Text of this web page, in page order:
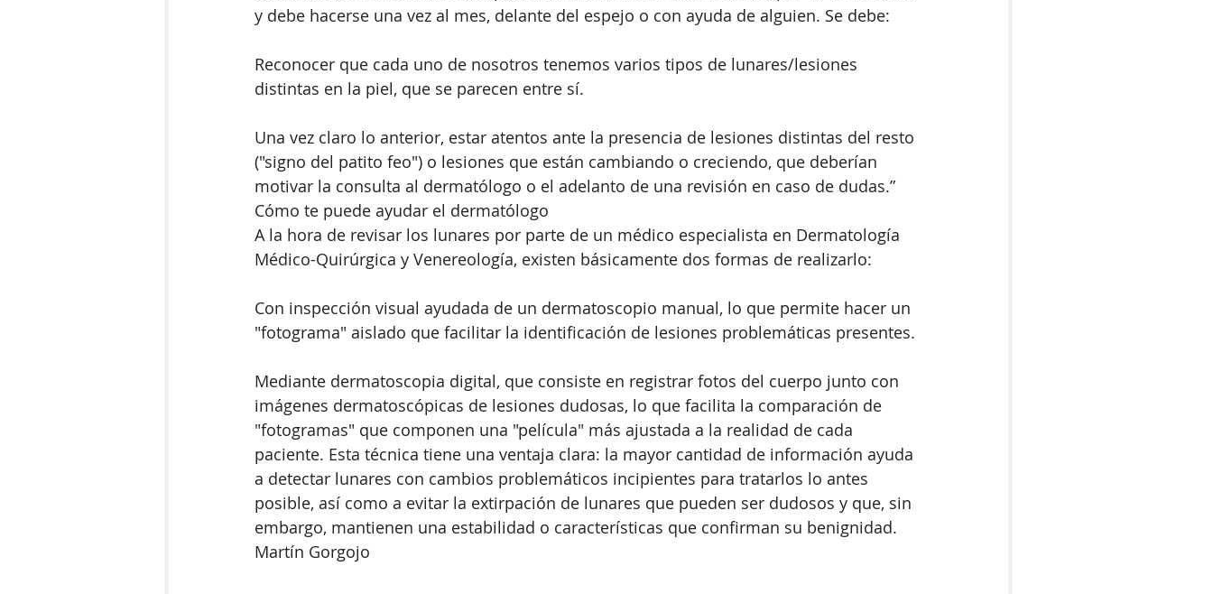
y debe hacerse una vez al mes, delante del espejo o con ayuda de alguien. Se debe:
Reconocer que cada uno de nosotros tenemos varios tipos de lunares/lesiones
distintas en la piel, que se parecen entre sí.
Una vez claro lo anterior, estar atentos ante la presencia de lesiones distintas del resto
("signo del patito feo") o lesiones que están cambiando o creciendo, que deberían
motivar la consulta al dermatólogo o el adelanto de una revisión en caso de dudas.”
Cómo te puede ayudar el dermatólogo
A la hora de revisar los lunares por parte de un médico especialista en Dermatología
Médico-Quirúrgica y Venereología, existen básicamente dos formas de realizarlo:
Con inspección visual ayudada de un dermatoscopio manual, lo que permite hacer un
"fotograma" aislado que facilitar la identificación de lesiones problemáticas presentes.
Mediante dermatoscopia digital, que consiste en registrar fotos del cuerpo junto con
imágenes dermatoscópicas de lesiones dudosas, lo que facilita la comparación de
"fotogramas" que componen una "película" más ajustada a la realidad de cada
paciente. Esta técnica tiene una ventaja clara: la mayor cantidad de información ayuda
a detectar lunares con cambios problemáticos incipientes para tratarlos lo antes
posible, así como a evitar la extirpación de lunares que pueden ser dudosos y que, sin
embargo, mantienen una estabilidad o características que confirman su benignidad.
Martín Gorgojo